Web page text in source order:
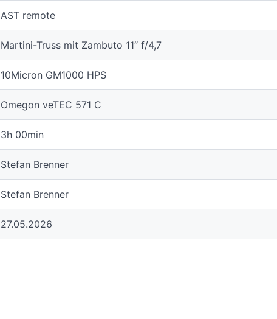
AST remote
Martini-Truss mit Zambuto 11“ f/4,7
10Micron GM1000 HPS
Omegon veTEC 571 C
3h 00min
Stefan Brenner
Stefan Brenner
27.05.2026